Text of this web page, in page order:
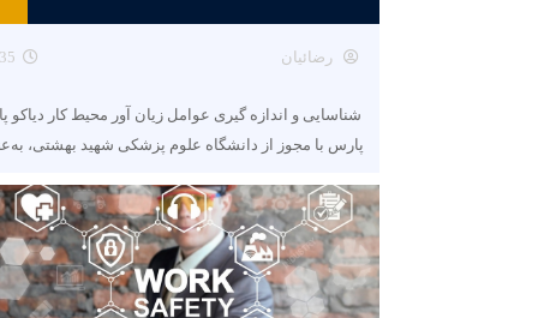
رضائیان
شناسایی و اندازه گیری عوامل زیان آور محیط کار دیاکو
پارس با مجوز از دانشگاه علوم پزشکی شهید بهشتی،